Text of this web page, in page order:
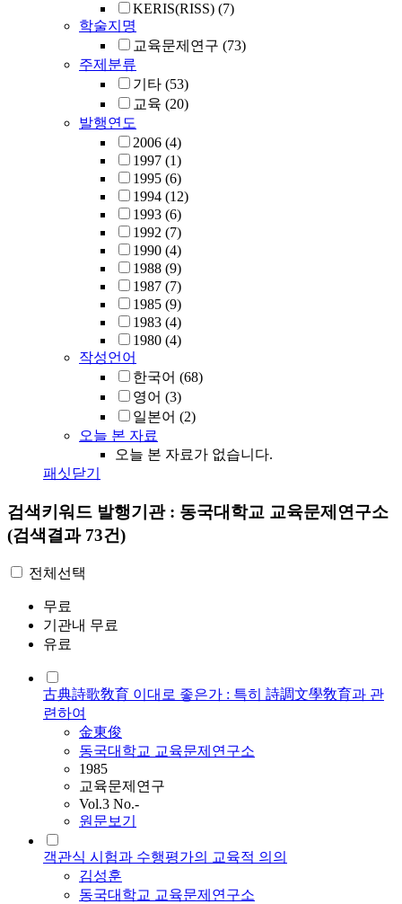
KERIS(RISS) (7)
학술지명
교육문제연구 (73)
주제분류
기타 (53)
교육 (20)
발행연도
2006 (4)
1997 (1)
1995 (6)
1994 (12)
1993 (6)
1992 (7)
1990 (4)
1988 (9)
1987 (7)
1985 (9)
1983 (4)
1980 (4)
작성언어
한국어 (68)
영어 (3)
일본어 (2)
오늘 본 자료
오늘 본 자료가 없습니다.
패싯닫기
검색키워드 발행기관 : 동국대학교 교육문제연구소
(검색결과 73건)
전체선택
무료
기관내 무료
유료
古典詩歌敎育 이대로 좋은가 : 특히 詩調文學敎育과 관
련하여
金東俊
동국대학교 교육문제연구소
1985
교육문제연구
Vol.3 No.-
원문보기
객관식 시험과 수행평가의 교육적 의의
김성훈
동국대학교 교육문제연구소